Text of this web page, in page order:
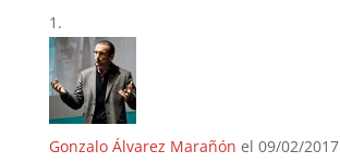
Gonzalo Álvarez Marañón el 09/02/